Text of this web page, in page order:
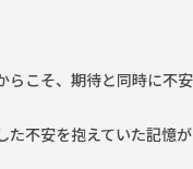
らこそ、期待と同時に不安
た不安を抱えていた記憶が